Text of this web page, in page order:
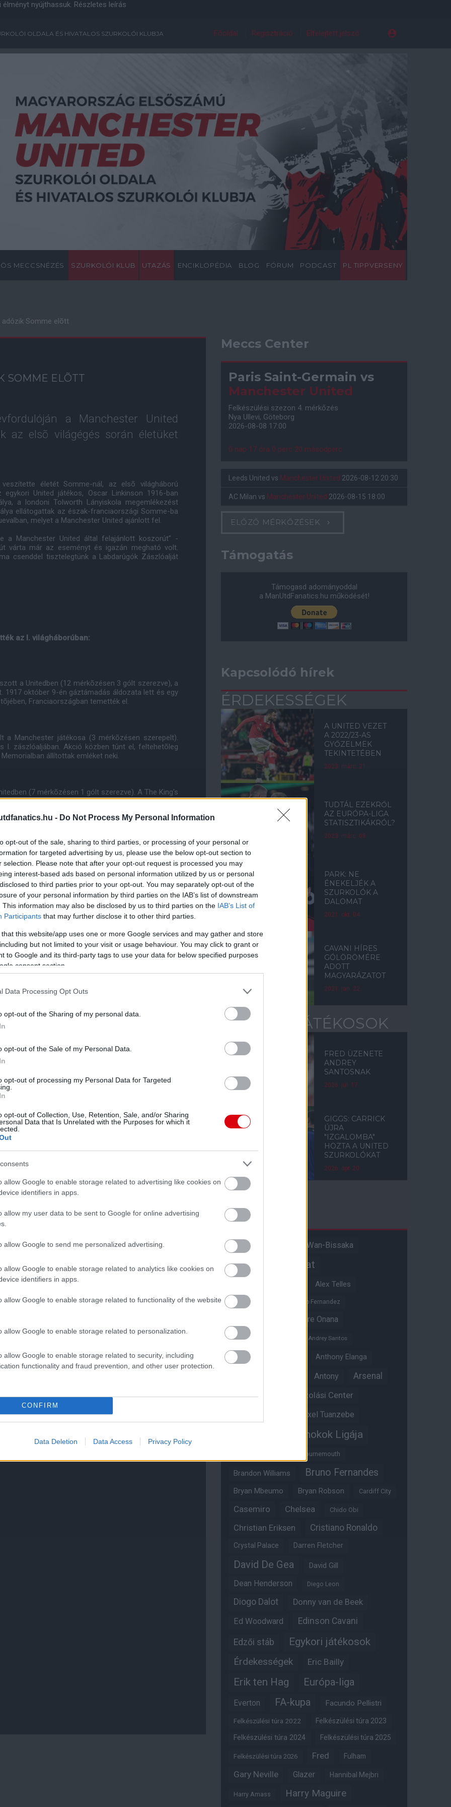
- Do Not Process My Personal Information
opt-out of the sale, sharing to third parties, or processing of your personal or
for targeted advertising by us, please use the below opt-out section to
selection. Please note that after your opt-out request is processed you may
interest-based ads based on personal information utilized by us or personal
to third parties prior to your opt-out. You may separately opt-out of the
of your personal information by third parties on the IAB’s list of downstream
This information may also be disclosed by us to third parties on the IAB’s List of
Participants that may further disclose it to other third parties.
that this website/app uses one or more Google services and may gather and store
but not limited to your visit or usage behaviour. You may click to grant or
to Google and its third-party tags to use your data for below specified purposes
consent section.
Data Processing Opt Outs
opt-out of the Sharing of my personal data.
opt-out of the Sale of my Personal Data.
opt-out of processing my Personal Data for Targeted
opt-out of Collection, Use, Retention, Sale, and/or Sharing
Data that Is Unrelated with the Purposes for which it
allow Google to enable storage related to advertising like cookies on
identifiers in apps.
allow my user data to be sent to Google for online advertising
allow Google to send me personalized advertising.
allow Google to enable storage related to analytics like cookies on
identifiers in apps.
allow Google to enable storage related to functionality of the website
allow Google to enable storage related to personalization.
allow Google to enable storage related to security, including
functionality and fraud prevention, and other user protection.
CONFIRM
Data Deletion Data Access Privacy Policy
nyújthassuk. Részletes leírás
OLDALA ÉS HIVATALOS SZURKOLÓI KLUBJA Főoldal Regisztráció Elfelejtett jelszó
MECCSNÉZÉS SZURKOLÓI KLUB UTAZÁS ENCIKLOPÉDIA BLOG FÓRUM PODCAST PL TIPPVERSENY
Somme elõtt
SOMME ELÕTT
a Manchester United
az elsõ világégés során életüket
életét Somme-nál, az elsõ világháború
United játékos, Oscar Linkinson 1916-ban
a londoni Tolworth Lányiskola megemlékezést
ellátogattak az észak-franciaországi Somme-ba
melyet a Manchester United ajánlott fel.
a Manchester United által felajánlott koszorút" -
várta már az eseményt és igazán megható volt.
csenddel tisztelegtünk a Labdarúgók Zászlóalját
az I. világháborúban:
a Unitedben (12 mérkõzésen 3 gólt szerezve), a
1917 október 9-én gáztámadás áldozata lett és egy
Franciaországban temették el.
a Manchester játékosa (3 mérkõzésen szerepelt).
I. zászlóaljában. Akció közben tûnt el, feltehetõleg
állítottak emléket neki.
(7 mérkõzésen 1 gólt szerezve). A The King's
szolgált közlegényként. 1916. április 4-én belehalt
végsõ nyugalomra Belgiumban.
a Unitedet (59 alkalommal szerepelt). A Middlesex
Bevetés közben tûnt el, feltehetõleg megölték 1916
állítottak neki emléket.
101 gólt szerezve). Önként jelentkezett 1915
szolgált szakaszvezetõként. Bevetés
május 3-án. Az Arras Memorialban állítottak neki
1908 májusától nagyjából 1910 májusáig (sosem
Regiment 2. és 10. zászlóaljában szolgált
megölték 1917 október 9-én Ypres Salientnél. A
on is!
és iOS-re!
működését!
Meccs Center
Paris Saint-Germain vs
Manchester United
Felkészülési szezon 4. mérkőzés
Nya Ullevi, Göteborg
2026-08-08 17:00
0 nap 17 óra 0 perc 19 másodperc
Leeds United vs Manchester United 2026-08-12 20:30
AC Milan vs Manchester United 2026-08-15 18:00
ELŐZŐ MÉRKŐZÉSEK
Támogatás
Támogasd adományoddal
a ManUtdFanatics.hu működését!
Kapcsolódó hírek
ÉRDEKESSÉGEK
A UNITED VEZET
A 2022/23-AS
GYŐZELMEK
TEKINTETÉBEN
2023. márc. 21.
TUDTÁL EZEKRŐL
AZ EURÓPA-LIGA
STATISZTIKÁKRÓL?
2023. márc. 08.
PARK: NE
ÉNEKELJÉK A
SZURKOLÓK A
DALOMAT
2021. okt. 04.
CAVANI HÍRES
GÓLÖRÖMÉRE
ADOTT
MAGYARÁZATOT
2021. jan. 22.
EGYKORI JÁTÉKOSOK
FRED ÜZENETE
ANDREY
SANTOSNAK
2026. júl. 17.
GIGGS: CARRICK
ÚJRA
"IZGALOMBA"
HOZTA A UNITED
SZURKOLÓKAT
2026. ápr. 20.
Címkék
A hangadó Aaron Wan-Bissaka
Akadémiai csapat
Alex Telles
Altay Bayindir Alvaro Fernandez
Andre Onana
Andreas Pereira
Andrey Santos
Angol válogatott Anthony Elanga
Antony Arsenal
Aston Villa Átigazolási Center
Axel Tuanzebe
Bajnokok Ligája
Bournemouth
Brandon Williams Bruno Fernandes
Bryan Mbeumo Bryan Robson Cardiff City
Casemiro Chelsea Chido Obi
Christian Eriksen Cristiano Ronaldo
Crystal Palace Darren Fletcher
David De Gea David Gill
Dean Henderson Diego Leon
Diogo Dalot
Donny van de Beek
Ed Woodward
Edinson Cavani
Edzői stáb Egykori játékosok
Érdekességek Eric Bailly
Erik ten Hag Európa-liga
Everton FA-kupa Facundo Pellistri
Felkészülési túra 2022 Felkészülési túra 2023
Felkészülési túra 2024 Felkészülési túra 2025
Felkészülési túra 2026 Fred Fulham
Gary Neville Glazer Hannibal Mejbri
Harry Amass Harry Maguire